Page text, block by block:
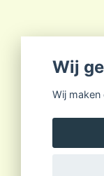
Wij
Wij